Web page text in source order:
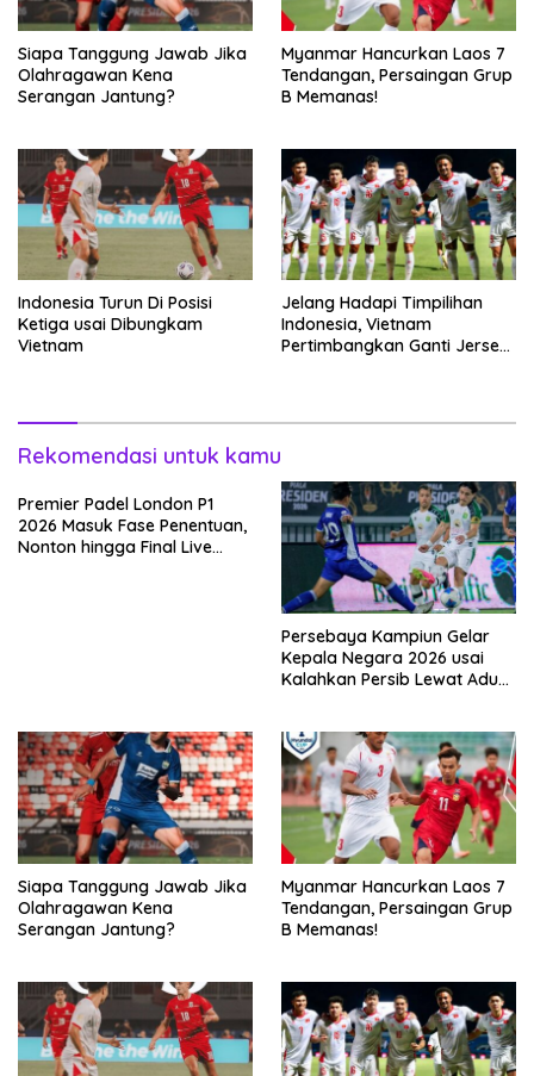
Siapa Tanggung Jawab Jika
Olahragawan Kena
Serangan Jantung?
Myanmar Hancurkan Laos 7
Tendangan, Persaingan Grup
B Memanas!
Indonesia Turun Di Posisi
Ketiga usai Dibungkam
Vietnam
Jelang Hadapi Timpilihan
Indonesia, Vietnam
Pertimbangkan Ganti Jersey
Rekomendasi untuk kamu
Premier Padel London P1
2026 Masuk Fase Penentuan,
Nonton hingga Final Live
Persebaya Kampiun Gelar
Kepala Negara 2026 usai
Kalahkan Persib Lewat Adu
Siapa Tanggung Jawab Jika
Olahragawan Kena
Serangan Jantung?
Myanmar Hancurkan Laos 7
Tendangan, Persaingan Grup
B Memanas!